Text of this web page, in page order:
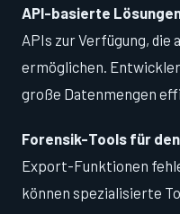
API-basierte
APIs zur Verfügung,
ermöglichen.
große Datenmengen
Forensik-Tools für
Export-Funktionen
können spezialisierte